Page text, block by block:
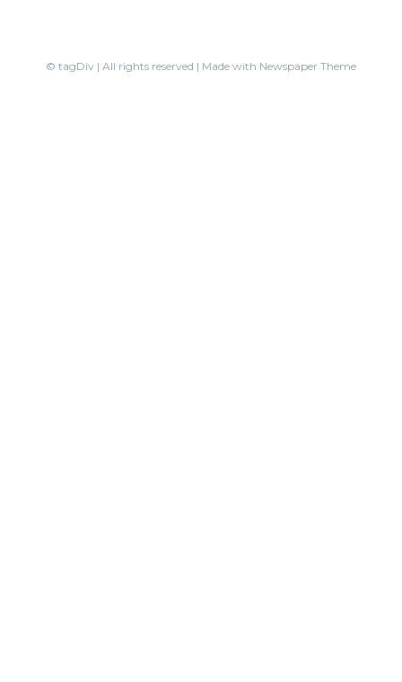
© tagDiv | All rights reserved | Made with Newspaper Theme